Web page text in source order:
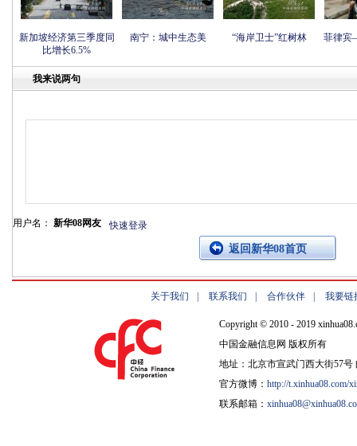
新加坡经济第三季度同
比增长6.5%
南宁：城中生态美 “海岸卫士”红树林 菲律宾
我来说两句
用户名： 新华08网友 快速登录
返回新华08首页
关于我们 联系我们 合作伙伴 我要链
Copyright © 2010 - 2019
中国金融信息网 版权所有
地址：北京市宣武门西大街57号
官方微博： http://t.xinhua08.com/
联系邮箱：